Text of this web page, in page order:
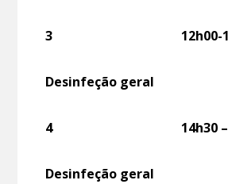
3 12h00-
Desinfeção geral
4 14h30
Desinfeção geral